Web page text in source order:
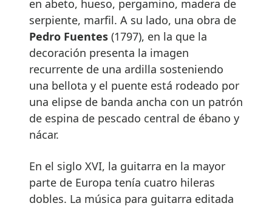
en abeto, hueso, pergamino, madera de
serpiente, marfil. A su lado, una obra de
Pedro Fuentes (1797), en la que la
decoración presenta la imagen
recurrente de una ardilla sosteniendo
una bellota y el puente está rodeado por
una elipse de banda ancha con un patrón
de espina de pescado central de ébano y
nácar.
En el siglo XVI, la guitarra en la mayor
parte de Europa tenía cuatro hileras
dobles. La música para guitarra editada